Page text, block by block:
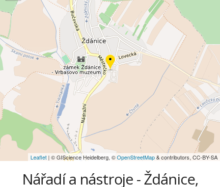
Leaflet | © GIScience Heidelberg, ©OpenStreetMap& contributors, CC-BY-SA
Nářadí a nástroje - Ždánice,